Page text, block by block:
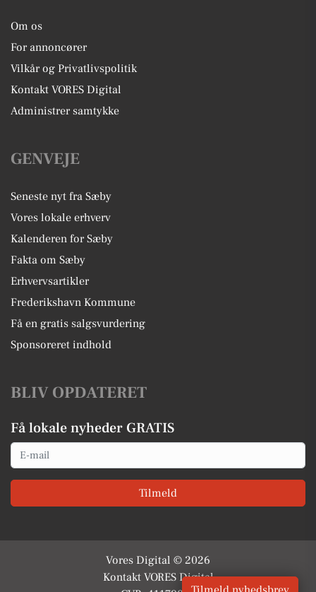
Om os
For annoncører
Vilkår og Privatlivspolitik
Kontakt VORES Digital
Administrer samtykke
GENVEJE
Seneste nyt fra Sæby
Vores lokale erhverv
Kalenderen for Sæby
Fakta om Sæby
Erhvervsartikler
Frederikshavn Kommune
Få en gratis salgsvurdering
Sponsoreret indhold
BLIV OPDATERET
Få lokale nyheder GRATIS
Email
Tilmeld
Vores Digital © 2026
Kontakt VORES Digital